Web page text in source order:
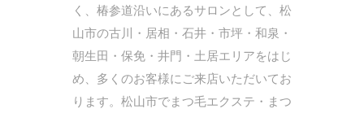
く、椿参道沿いにあるサロンとして、松
山市の古川・居相・石井・市坪・和泉・
朝生田・保免・井門・土居エリアをはじ
め、多くのお客様にご来店いただいてお
ります。松山市でまつ毛エクステ・まつ